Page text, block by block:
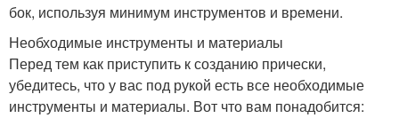
бок, используя минимум инструментов и времени.
Необходимые инструменты и материалы
Перед тем как приступить к созданию прически,
убедитесь, что у вас под рукой есть все необходимые
инструменты и материалы. Вот что вам понадобится: